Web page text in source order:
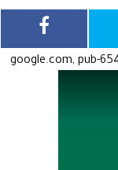
google.com, pub-